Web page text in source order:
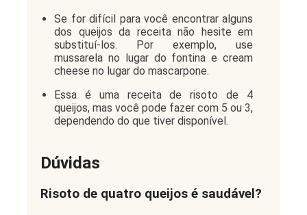
Se for difícil para você encontrar alguns
dos queijos da receita não hesite em
substituí-los. Por exemplo, use
mussarela no lugar do fontina e cream
cheese no lugar do mascarpone.
Essa é uma receita de risoto de 4
queijos, mas você pode fazer com 5 ou 3,
dependendo do que tiver disponível.
Dúvidas
Risoto de quatro queijos é saudável?